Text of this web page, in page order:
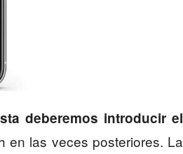
deberemos introducir el
en las veces posteriores. La